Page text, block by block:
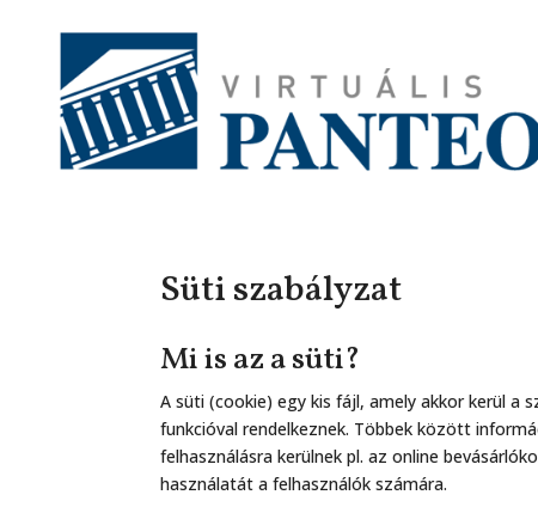
Süti szabályzat
Mi is az a süti?
A süti (cookie) egy kis fájl, amely akkor kerül
funkcióval rendelkeznek. Többek között
felhasználásra kerülnek pl. az online
használatát a felhasználók számára.